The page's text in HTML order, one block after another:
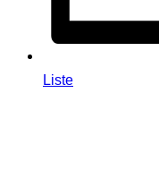
Liste